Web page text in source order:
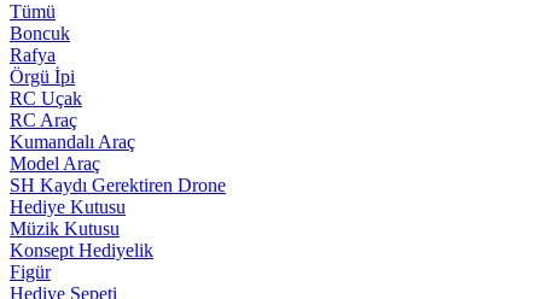
Tümü
Boncuk
Rafya
Örgü İpi
RC Uçak
RC Araç
Kumandalı Araç
Model Araç
SH Kaydı Gerektiren Drone
Hediye Kutusu
Müzik Kutusu
Konsept Hediyelik
Figür
Hediye Sepeti